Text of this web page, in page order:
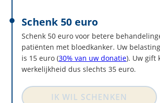
Schenk 50 euro
Schenk 50 euro voor betere
patiënten met bloedkanker. Uw
is 15 euro (30% van uw donatie). Uw gift
werkelijkheid dus slechts 35 euro.
IK WIL SCHENKEN